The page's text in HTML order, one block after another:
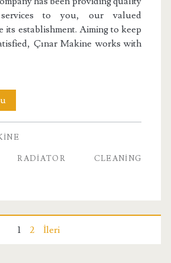
to you, our valued
its establishment. Aiming to keep
Çınar Makine works with
Radiator
Cleaning
Machine
RADIATOR CLEANING
1 2 İleri